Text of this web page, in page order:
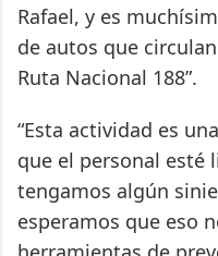
Rafael, y es
de autos que
Ruta Nacional 188”.
“Esta actividad es
que el personal esté
tengamos algún
esperamos que eso